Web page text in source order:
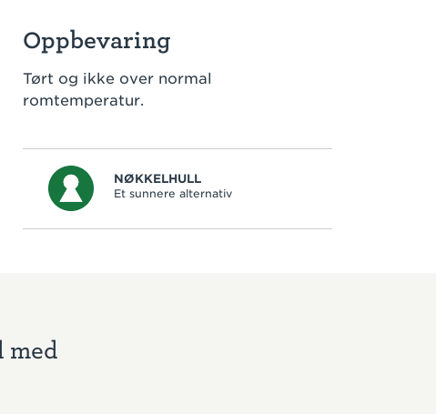
Oppbevaring
Tørt og ikke over normal
romtemperatur.
NØKKELHULL
Et sunnere alternativ
med